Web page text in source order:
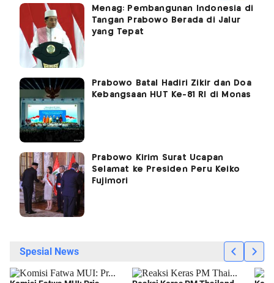
Menag: Pembangunan Indonesia di
Tangan Prabowo Berada di Jalur
yang Tepat
Prabowo Batal Hadiri Zikir dan Doa
Kebangsaan HUT Ke-81 RI di Monas
Prabowo Kirim Surat Ucapan
Selamat ke Presiden Peru Keiko
Fujimori